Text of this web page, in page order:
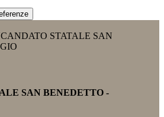
STATALE SAN
SAN BENEDETTO -